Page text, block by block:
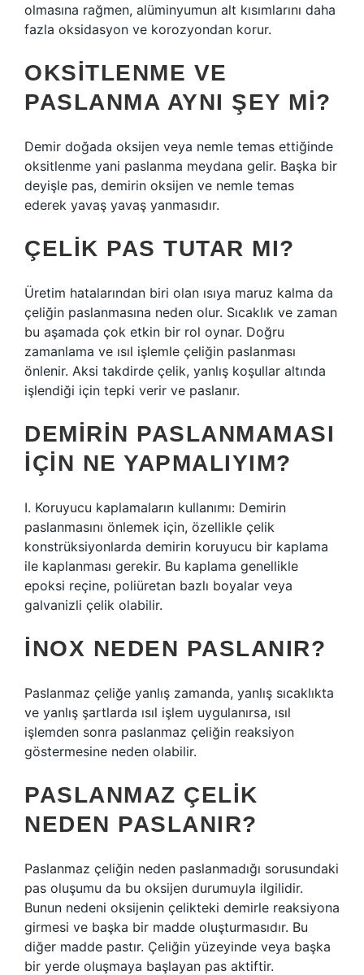
olmasına rağmen, alüminyumun alt kısımlarını daha
fazla oksidasyon ve korozyondan korur.
OKSITLENME VE
PASLANMA AYNI ŞEY MI?
Demir doğada oksijen veya nemle temas ettiğinde
oksitlenme yani paslanma meydana gelir. Başka bir
deyişle pas, demirin oksijen ve nemle temas
ederek yavaş yavaş yanmasıdır.
ÇELIK PAS TUTAR MI?
Üretim hatalarından biri olan ısıya maruz kalma da
çeliğin paslanmasına neden olur. Sıcaklık ve zaman
bu aşamada çok etkin bir rol oynar. Doğru
zamanlama ve ısıl işlemle çeliğin paslanması
önlenir. Aksi takdirde çelik, yanlış koşullar altında
işlendiği için tepki verir ve paslanır.
DEMIRIN PASLANMAMASI
IÇIN NE YAPMALIYIM?
I. Koruyucu kaplamaların kullanımı: Demirin
paslanmasını önlemek için, özellikle çelik
konstrüksiyonlarda demirin koruyucu bir kaplama
ile kaplanması gerekir. Bu kaplama genellikle
epoksi reçine, poliüretan bazlı boyalar veya
galvanizli çelik olabilir.
İNOX NEDEN PASLANIR?
Paslanmaz çeliğe yanlış zamanda, yanlış sıcaklıkta
ve yanlış şartlarda ısıl işlem uygulanırsa, ısıl
işlemden sonra paslanmaz çeliğin reaksiyon
göstermesine neden olabilir.
PASLANMAZ ÇELIK
NEDEN PASLANIR?
Paslanmaz çeliğin neden paslanmadığı sorusundaki
pas oluşumu da bu oksijen durumuyla ilgilidir.
Bunun nedeni oksijenin çelikteki demirle reaksiyona
girmesi ve başka bir madde oluşturmasıdır. Bu
diğer madde pastır. Çeliğin yüzeyinde veya başka
bir yerde oluşmaya başlayan pas aktiftir.